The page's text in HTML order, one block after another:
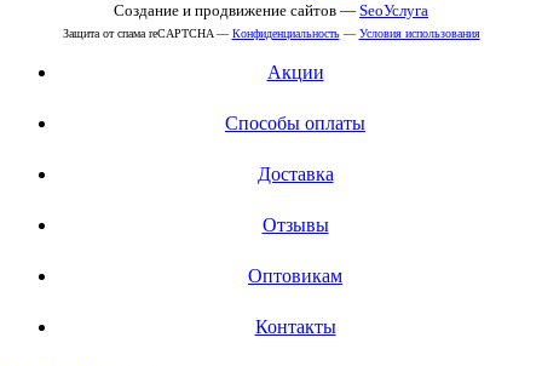
Создание и продвижение сайтов — SeoУслуга
Защита от спама reCAPTCHA — Конфиденциальность— Условия использования
Акции
Способы оплаты
Доставка
Отзывы
Оптовикам
Контакты